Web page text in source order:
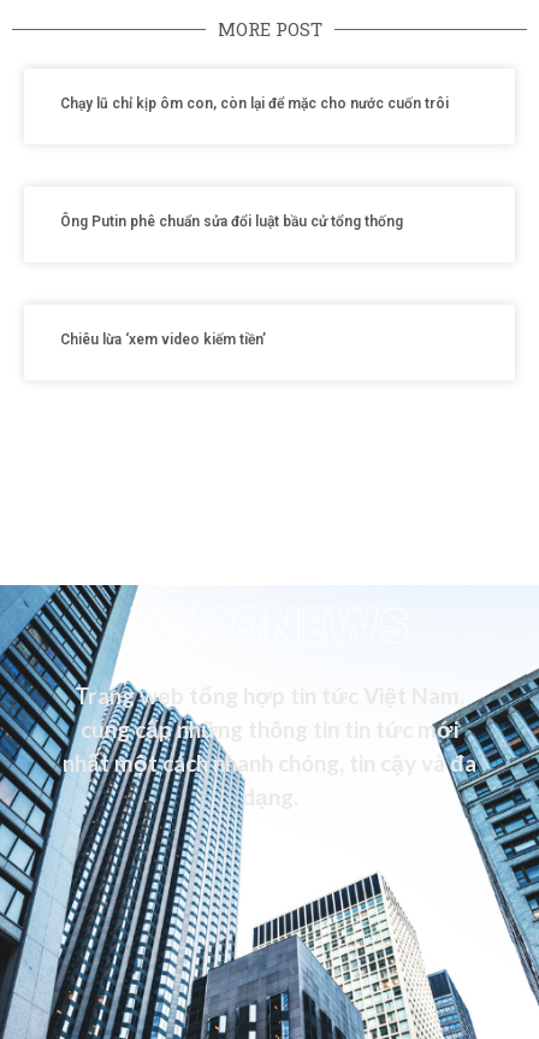
MORE POST
Chạy lũ chỉ kịp ôm con, còn lại để mặc cho nước cuốn trôi
Ông Putin phê chuẩn sửa đổi luật bầu cử tổng thống
Chiêu lừa ‘xem video kiếm tiền’
VN99NEWS
Trang web tổng hợp tin tức Việt Nam,
cung cấp những thông tin tin tức mới
nhất một cách nhanh chóng, tin cậy và đa
dạng.